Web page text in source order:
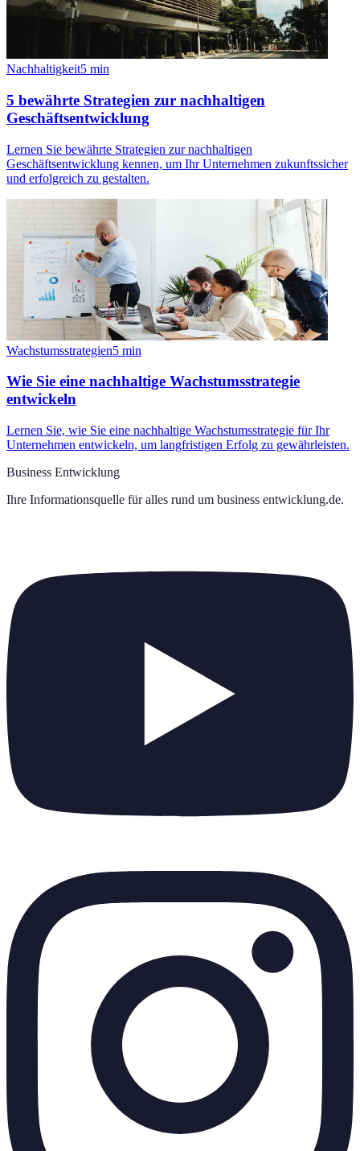
Nachhaltigkeit5 min
5 bewährte Strategien zur nachhaltigen
Geschäftsentwicklung
Lernen Sie bewährte Strategien zur nachhaltigen
Geschäftsentwicklung kennen, um Ihr Unternehmen zukunftssicher
und erfolgreich zu gestalten.
Wachstumsstrategien5 min
Wie Sie eine nachhaltige Wachstumsstrategie
entwickeln
Lernen Sie, wie Sie eine nachhaltige Wachstumsstrategie für Ihr
Unternehmen entwickeln, um langfristigen Erfolg zu gewährleisten.
Business Entwicklung
Ihre Informationsquelle für alles rund um business entwicklung.de.